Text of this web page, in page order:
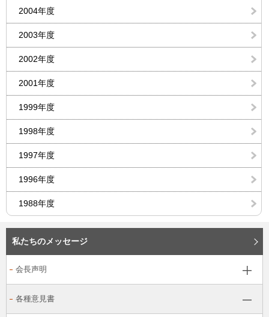
2004年度
2003年度
2002年度
2001年度
1999年度
1998年度
1997年度
1996年度
1988年度
私たちのメッセージ
会長声明
各種意見書